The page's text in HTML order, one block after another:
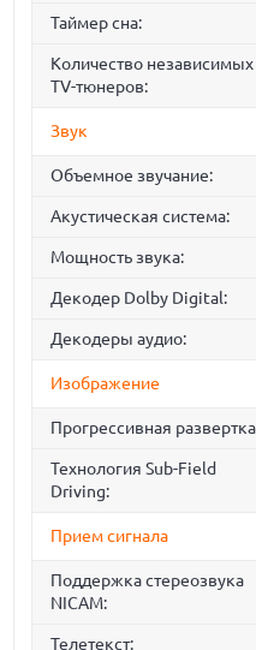
Таймер сна:
Количество независимых
TV-тюнеров:
Звук
Объемное звучание:
Акустическая система:
Мощность звука:
Декодер Dolby Digital:
Декодеры аудио:
Изображение
Прогрессивная
Технология Sub-Field
Driving:
Прием сигнала
Поддержка стереозвука
NICAM:
Телетекст: